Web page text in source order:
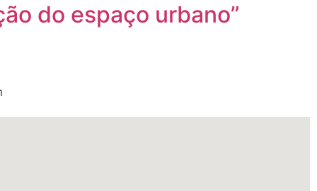
do espaço urbano”